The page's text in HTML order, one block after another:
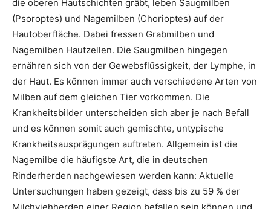
die oberen Hautschichten gräbt, leben Saugmilben
(Psoroptes) und Nagemilben (Chorioptes) auf der
Hautoberfläche. Dabei fressen Grabmilben und
Nagemilben Hautzellen. Die Saugmilben hingegen
ernähren sich von der Gewebsflüssigkeit, der Lymphe, in
der Haut. Es können immer auch verschiedene Arten von
Milben auf dem gleichen Tier vorkommen. Die
Krankheitsbilder unterscheiden sich aber je nach Befall
und es können somit auch gemischte, untypische
Krankheitsausprägungen auftreten. Allgemein ist die
Nagemilbe die häufigste Art, die in deutschen
Rinderherden nachgewiesen werden kann: Aktuelle
Untersuchungen haben gezeigt, dass bis zu 59 % der